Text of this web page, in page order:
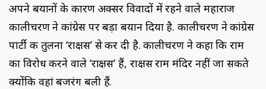
अपने बयानों के कारण अक्सर विवादों में रहने वाले महाराज
कालीचरण ने कांग्रेस पर बड़ा बयान दिया है. कालीचरण ने कांग्रेस
पार्टी की तुलना ‘राक्षस’ से कर दी है. कालीचरण ने कहा कि राम
का विरोध करने वाले ‘राक्षस’ हैं, राक्षस राम मंदिर नहीं जा सकते
क्योंकि वहां बजरंग बली हैं.